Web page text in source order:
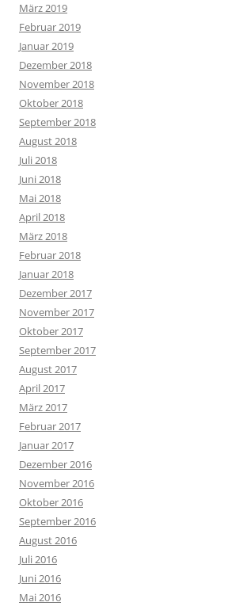
März 2019
Februar 2019
Januar 2019
Dezember 2018
November 2018
Oktober 2018
September 2018
August 2018
Juli 2018
Juni 2018
Mai 2018
April 2018
März 2018
Februar 2018
Januar 2018
Dezember 2017
November 2017
Oktober 2017
September 2017
August 2017
April 2017
März 2017
Februar 2017
Januar 2017
Dezember 2016
November 2016
Oktober 2016
September 2016
August 2016
Juli 2016
Juni 2016
Mai 2016